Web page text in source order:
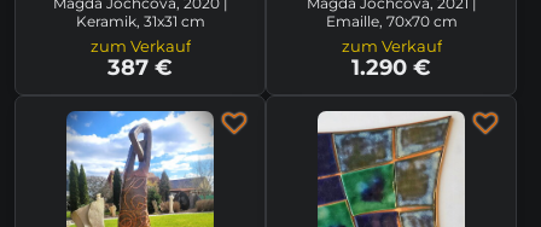
Keramik, 31x31 cm
zum Verkauf
387 €
Emaille, 70x70 cm
zum Verkauf
1.290 €